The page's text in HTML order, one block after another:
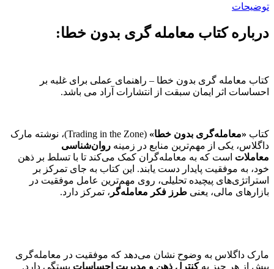
توضیحات
درباره کتاب معامله گری بدون خطا:
کتاب معامله گری بدون خطا – راهنمای عملی برای غلبه بر
احساسات اثر ایمان سبقت از انتشارات آراد می باشد.
کتاب «معامله‌گری بدون خطا»
(Trading in the Zone)، نوشته مارک
داگلاس، یکی از مهم‌ترین منابع در زمینه روان‌شناسی
معاملات است که به معامله‌گران کمک می‌کند تا با تسلط بر ذهن
خود، به موفقیت پایدار دست یابند. این کتاب به جای تمرکز بر
استراتژی‌های پیچیده تحلیلی، روی مهم‌ترین عامل موفقیت در
بازارهای مالی، یعنی طرز فکر معامله‌گر ، تمرکز دارد.
مارک داگلاس به وضوح نشان می‌دهد که موفقیت در معامله‌گری
بیش از هر چیز بهکنترل ذهن و مدیریت احساسات بستگی دارد.